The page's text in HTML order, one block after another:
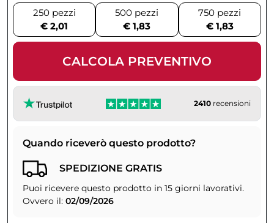
250 pezzi
€ 2,01
500 pezzi
€ 1,83
750 pezzi
€ 1,83
CALCOLA PREVENTIVO
2410 recensioni
Quando riceverò questo prodotto?
SPEDIZIONE GRATIS
Puoi ricevere questo prodotto in 15 giorni lavorativi.
Ovvero il: 02/09/2026